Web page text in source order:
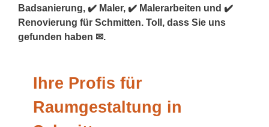
Badsanierung, ✔️ Maler, ✔️ Malerarbeiten und ✔️
Renovierung für Schmitten. Toll, dass Sie uns
gefunden haben ✉.
Ihre Profis für
Raumgestaltung in